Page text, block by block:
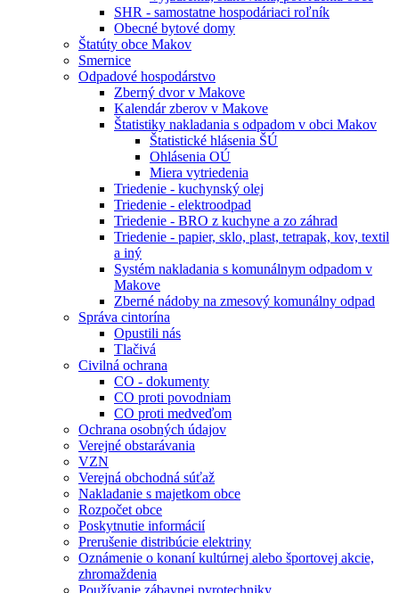
SHR - samostatne hospodáriaci roľník
Obecné bytové domy
Štatúty obce Makov
Smernice
Odpadové hospodárstvo
Zberný dvor v Makove
Kalendár zberov v Makove
Štatistiky nakladania s odpadom v obci Makov
Štatistické hlásenia ŠÚ
Ohlásenia OÚ
Miera vytriedenia
Triedenie - kuchynský olej
Triedenie - elektroodpad
Triedenie - BRO z kuchyne a zo záhrad
Triedenie - papier, sklo, plast, tetrapak, kov, textil
a iný
Systém nakladania s komunálnym odpadom v
Makove
Zberné nádoby na zmesový komunálny odpad
Správa cintorína
Opustili nás
Tlačivá
Civilná ochrana
CO - dokumenty
CO proti povodniam
CO proti medveďom
Ochrana osobných údajov
Verejné obstarávania
VZN
Verejná obchodná súťaž
Nakladanie s majetkom obce
Rozpočet obce
Poskytnutie informácií
Prerušenie distribúcie elektriny
Oznámenie o konaní kultúrnej alebo športovej akcie,
zhromaždenia
Používanie zábavnej pyrotechniky